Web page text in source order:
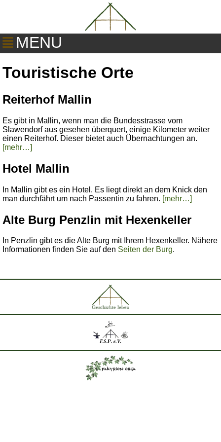
MENU
Touristische Orte
Reiterhof Mallin
Es gibt in Mallin, wenn man die Bundesstrasse vom
Slawendorf aus gesehen überquert, einige Kilometer weiter
einen Reiterhof. Dieser bietet auch Übernachtungen an.
[mehr…]
Hotel Mallin
In Mallin gibt es ein Hotel. Es liegt direkt an dem Knick den
man durchfährt um nach Passentin zu fahren. [mehr…]
Alte Burg Penzlin mit Hexenkeller
In Penzlin gibt es die Alte Burg mit Ihrem Hexenkeller. Nähere
Informationen finden Sie auf den Seiten der Burg.